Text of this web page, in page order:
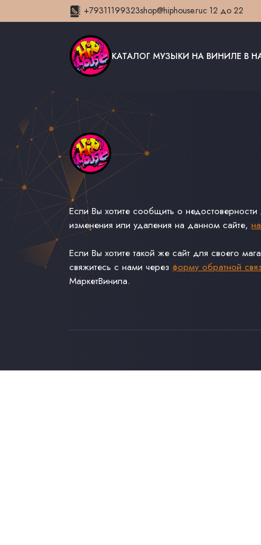
+79311199323shop@hiphouse.ruс 12 до 22
КАТАЛОГ МУЗЫКИ НА ВИНИЛЕ В
Если Вы хотите сообщить о
изменения или удаления на данном сайте,
Если Вы хотите такой же сайт для своего
свяжитесь с нами через форму обратной
МаркетВинила.